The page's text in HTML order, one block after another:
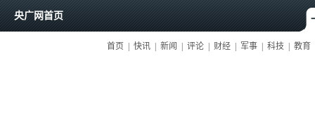
央广网首页
首页 快讯 新闻 评论 财经 军事 科技 教育